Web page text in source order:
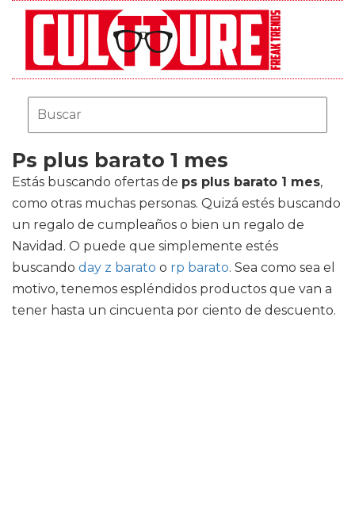
Ps plus barato 1 mes
Estás buscando ofertas de ps plus barato 1 mes,
como otras muchas personas. Quizá estés buscando
un regalo de cumpleaños o bien un regalo de
Navidad. O puede que simplemente estés
buscando day z barato o rp barato. Sea como sea el
motivo, tenemos espléndidos productos que van a
tener hasta un cincuenta por ciento de descuento.